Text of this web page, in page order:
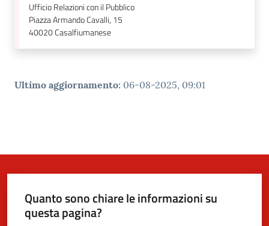
Ufficio Relazioni con il Pubblico
Piazza Armando Cavalli, 15
40020Casalfiumanese
Ultimo aggiornamento: 06-08-2025, 09:01
Quanto sono chiare le informazioni su
questa pagina?